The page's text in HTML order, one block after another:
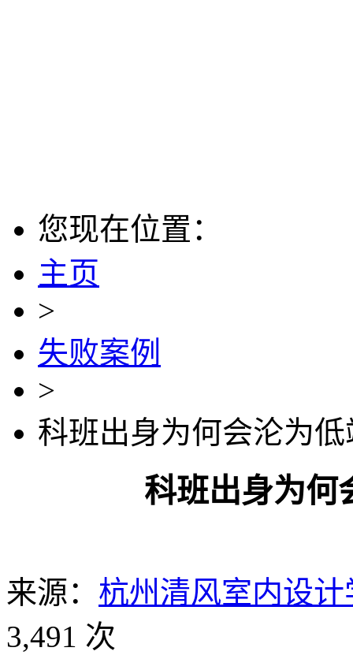
您现在位置：
主页
>
失败案例
>
科班出身为何会沦为
科班出身为何
来源： 杭州清风室内设计
3,491 次